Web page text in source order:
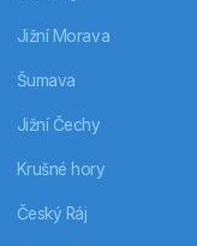
Jižní Morava
Šumava
Jižní Čechy
Krušné hory
Český Ráj